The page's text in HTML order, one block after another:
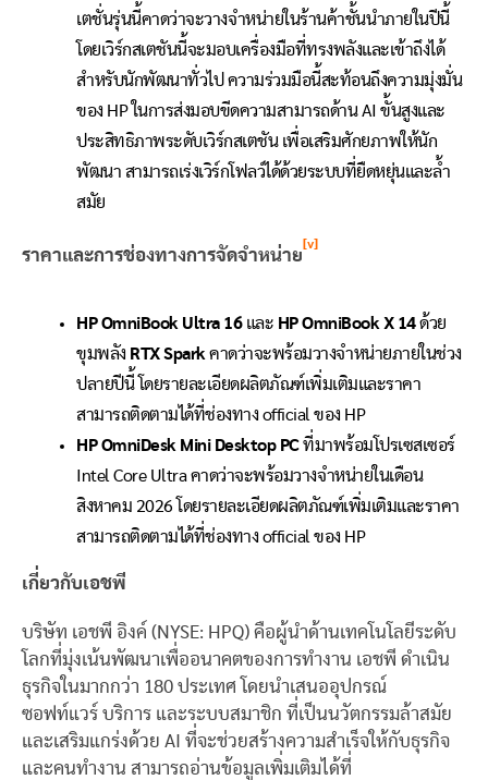
เตชั่นรุ่นนี้คาดว่าจะวางจำหน่ายในร้านค้าชั้นนำภายในปีนี้
โดยเวิร์กสเตชันนี้จะมอบเครื่องมือที่ทรงพลังและเข้าถึงได้
สำหรับนักพัฒนาทั่วไป ความร่วมมือนี้สะท้อนถึงความมุ่งมั่น
ของ HP ในการส่งมอบขีดความสามารถด้าน AI ขั้นสูงและ
ประสิทธิภาพระดับเวิร์กสเตชัน เพื่อเสริมศักยภาพให้นัก
พัฒนา สามารถเร่งเวิร์กโฟลว์ได้ด้วยระบบที่ยืดหยุ่นและล้ำ
สมัย
ราคาและการช่องทางการจัดจำหน่าย
[v]
HP OmniBook Ultra 16และ HP OmniBook X 14ด้วย
ขุมพลัง RTX Sparkคาดว่าจะพร้อมวางจำหน่ายภายในช่วง
ปลายปีนี้ โดยรายละเอียดผลิตภัณฑ์เพิ่มเติมและราคา
สามารถติดตามได้ที่ช่องทาง official ของ HP
HP OmniDesk Mini Desktop PCที่มาพร้อมโปรเซสเซอร์
Intel Core Ultra คาดว่าจะพร้อมวางจำหน่ายในเดือน
สิงหาคม 2026 โดยรายละเอียดผลิตภัณฑ์เพิ่มเติมและราคา
สามารถติดตามได้ที่ช่องทาง official ของ HP
เกี่ยวกับเอชพี
บริษัท เอชพี อิงค์ (NYSE: HPQ) คือผู้นำด้านเทคโนโลยีระดับ
โลกที่มุ่งเน้นพัฒนาเพื่ออนาคตของการทำงาน เอชพี ดำเนิน
ธุรกิจในมากกว่า 180 ประเทศ โดยนำเสนออุปกรณ์
ซอฟท์แวร์ บริการ และระบบสมาชิก ที่เป็นนวัตกรรมล้าสมัย
และเสริมแกร่งด้วย AI ที่จะช่วยสร้างความสำเร็จให้กับธุรกิจ
และคนทำงาน สามารถอ่านข้อมูลเพิ่มเติมได้ที่